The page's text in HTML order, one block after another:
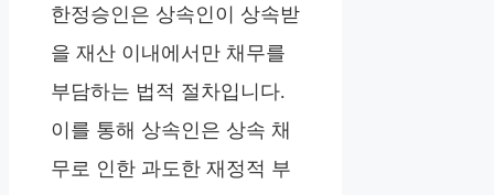
한정승인은 상속인이 상속받
을 재산 이내에서만 채무를
부담하는 법적 절차입니다.
이를 통해 상속인은 상속 채
무로 인한 과도한 재정적 부